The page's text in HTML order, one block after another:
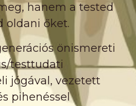
hanem a tested
oldani őket.
önismereti
testtudati
jógával, vezetett
pihenéssel